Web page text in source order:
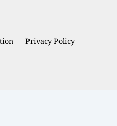
Privacy Policy